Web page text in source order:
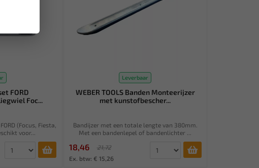
FORD
Foc...
(Focus, Fiesta,
voor...
Leverbaar
WEBER TOOLS Banden Monteerijzer
met kunstofbescher...
Bandijzer met een totale lengte van 380mm.
Met een bandenlepel of bandenlichter ...
18,46
21,72
Ex. btw: € 15,26